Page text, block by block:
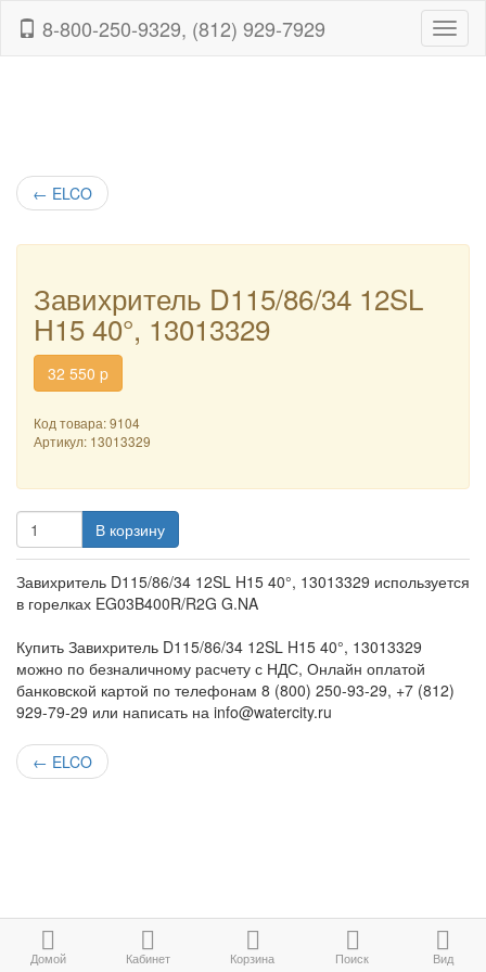
8-800-250-9329, (812) 929-7929
← ELCO
Завихритель D115/86/34 12SL
H15 40°, 13013329
32 550 p
Код товара: 9104
Артикул: 13013329
В корзину
Завихритель D115/86/34 12SL H15 40°, 13013329 используется
в горелках EG03B400R/R2G G.NA
Купить Завихритель D115/86/34 12SL H15 40°, 13013329
можно по безналичному расчету с НДС, Онлайн оплатой
банковской картой по телефонам 8 (800) 250-93-29, +7 (812)
929-79-29 или написать на info@watercity.ru
← ELCO
Домой Кабинет Корзина Поиск Вид